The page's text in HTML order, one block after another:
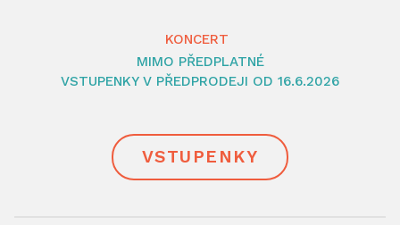
KONCERT
MIMO PŘEDPLATNÉ
VSTUPENKY V PŘEDPRODEJI OD 16.6.2026
VSTUPENKY